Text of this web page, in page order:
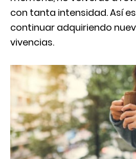
con tanta intensidad. Así
continuar adquiriendo
vivencias.